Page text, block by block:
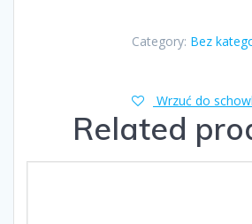
Category: Bez
Wrzuć do
Related